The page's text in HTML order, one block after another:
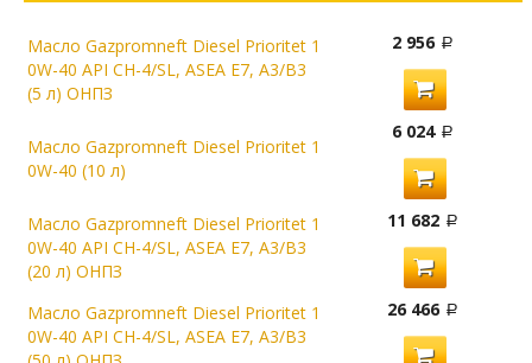
Масло Gazpromneft Diesel Prioritet 1
0W-40 API CH-4/SL, ASEA E7, A3/B3
(5 л) ОНПЗ
2 956
Масло Gazpromneft Diesel Prioritet 1
0W-40 (10 л)
6 024
Масло Gazpromneft Diesel Prioritet 1
0W-40 API CH-4/SL, ASEA E7, A3/B3
(20 л) ОНПЗ
11 682
Масло Gazpromneft Diesel Prioritet 1
0W-40 API CH-4/SL, ASEA E7, A3/B3
26 466